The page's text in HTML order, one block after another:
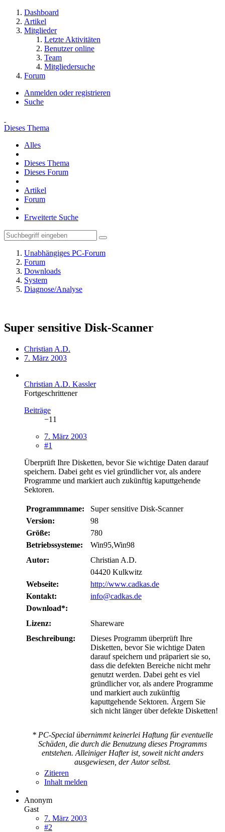
Dashboard
Artikel
Mitglieder
Letzte Aktivitäten
Benutzer online
Team
Mitgliedersuche
Forum
Anmelden oder registrieren
Suche
Dieses Thema
Alles
Dieses Thema
Dieses Forum
Artikel
Forum
Erweiterte Suche
Unabhängiges PC-Forum
Forum
Downloads
System
Diagnose/Analyse
Super sensitive Disk-Scanner
Christian A.D.
7. März 2003
Christian A.D. Kassler
Fortgeschrittener
Beiträge
−11
7. März 2003
#1
Überprüft Ihre Disketten, bevor Sie wichtige Daten darauf
speichern. Dabei geht es viel gründlicher vor, als andere
Programme und markiert auch zukünftig kaputtgehende
Sektoren.
Programmname:
Super sensitive Disk-Scanner
Version:
98
Größe:
780
Betriebssysteme:
Win95,Win98
Autor:
Christian A.D.
04420 Kulkwitz
Webseite:
http://www.cadkas.de
Kontakt:
info@cadkas.de
Download*:
Lizenz:
Shareware
Beschreibung:
Dieses Programm überprüft Ihre
Disketten, bevor Sie wichtige Daten
darauf speichern und präpariert sie so,
dass die defekten Bereiche nicht mehr
genutzt werden. Dabei geht es viel
gründlicher vor, als andere Programme
und markiert auch zukünftig
kaputtgehende Sektoren. Ärgern Sie
sich nicht länger über defekte Disketten!
* PC-Special übernimmt keinerlei Haftung für eventuelle
Schäden, die durch die Benutzung dieses Programms
entstehen. Alleiniger Hafter ist, soweit nicht anders
ausgewiesen, der Autor selbst.
Zitieren
Inhalt melden
Anonym
Gast
7. März 2003
#2